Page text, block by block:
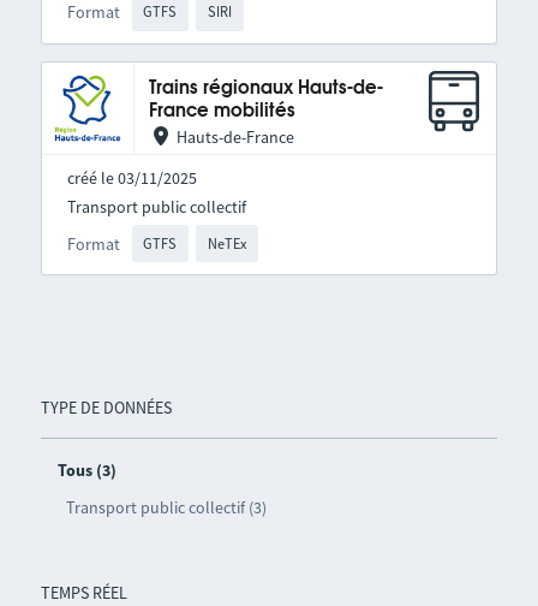
TYPE DE DONNÉES
Tous (3)
Transport public collectif (3)
TEMPS RÉEL
Format GTFS SIRI
Trains régionaux Hauts-de-
France mobilités
Hauts-de-France
créé le 03/11/2025
Format GTFS NeTEx
Transport public collectif